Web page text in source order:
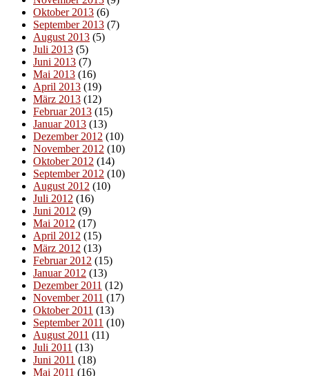
Oktober 2013 (6)
September 2013 (7)
August 2013 (5)
Juli 2013 (5)
Juni 2013 (7)
Mai 2013 (16)
April 2013 (19)
März 2013 (12)
Februar 2013 (15)
Januar 2013 (13)
Dezember 2012 (10)
November 2012 (10)
Oktober 2012 (14)
September 2012 (10)
August 2012 (10)
Juli 2012 (16)
Juni 2012 (9)
Mai 2012 (17)
April 2012 (15)
März 2012 (13)
Februar 2012 (15)
Januar 2012 (13)
Dezember 2011 (12)
November 2011 (17)
Oktober 2011 (13)
September 2011 (10)
August 2011 (11)
Juli 2011 (13)
Juni 2011 (18)
Mai 2011 (16)